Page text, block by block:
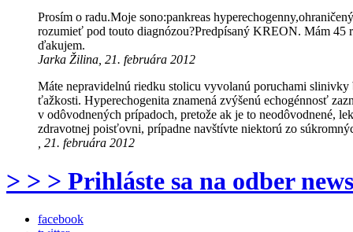
Prosím o radu.Moje sono:pankreas
rozumieť pod touto diagnózou?Predpísaný KREON. Mám 45
ďakujem.
Jarka Žilina, 21. februára 2012
Máte nepravidelnú riedku stolicu vyvolanú poruchami
ťažkosti. Hyperechogenita znamená zvýšenú echogénnosť
v odôvodnených prípadoch, pretože ak je to neodôvodnené,
zdravotnej poisťovni, prípadne navštívte niektorú zo
, 21. februára 2012
> > > Prihláste sa na odber
facebook